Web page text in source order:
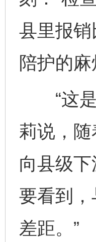
县里报
陪护的麻
“这是
莉说，
向县级
要看到
差距。”